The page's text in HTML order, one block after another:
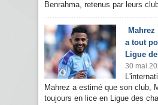
Benrahma, retenus par leurs
a tout
Ligue
30 mai
Mahrez a estimé que son club,
toujours en lice en Ligue des